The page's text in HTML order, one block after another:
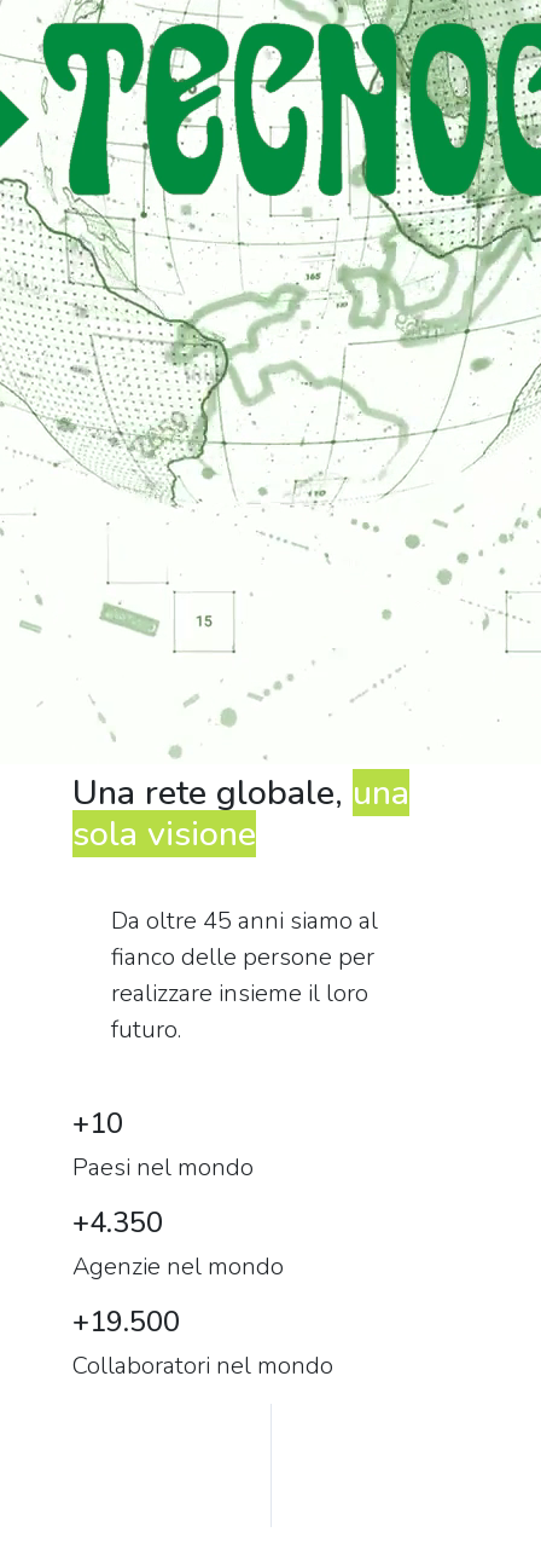
CONTATTI
Una rete globale, una
sola visione
Da oltre 45 anni siamo al
fianco delle persone per
realizzare insieme il loro
futuro.
+10
Paesi nel mondo
+4.350
Agenzie nel mondo
+19.500
Collaboratori nel mondo